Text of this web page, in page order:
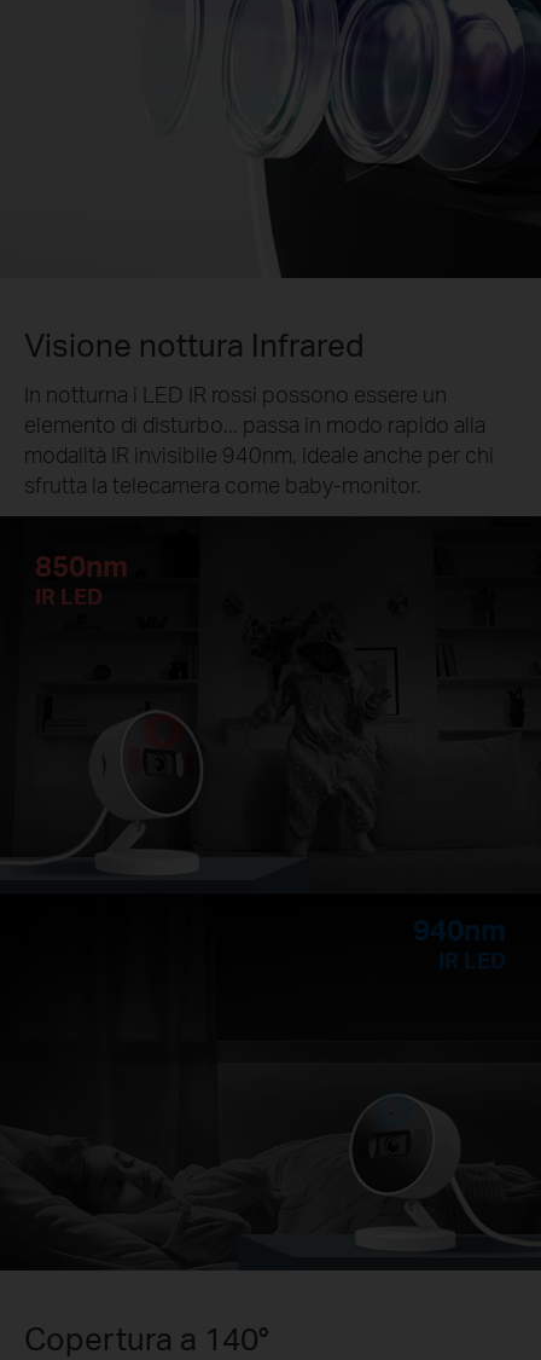
Visione nottura Infrared
In notturna i LED IR rossi possono essere un
elemento di disturbo... passa in modo rapido alla
modalità IR invisibile 940nm, ideale anche per chi
sfrutta la telecamera come baby-monitor.
850nm
IR LED
940nm
IR LED
Copertura a 140°